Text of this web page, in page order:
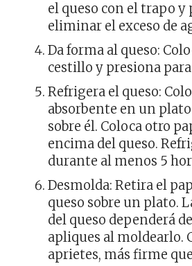
el queso con el trapo y
eliminar el exceso de
Da forma al queso:
cestillo y presiona
Refrigera el queso:
absorbente en un
sobre él. Coloca otro
encima del queso.
durante al menos 5
Desmolda: Retira el
queso sobre un plato.
del queso dependerá
apliques al moldearlo.
aprietes, más firme